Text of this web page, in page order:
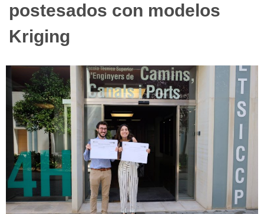
postesados con modelos
Kriging